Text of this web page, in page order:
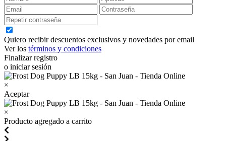
Quiero recibir descuentos exclusivos y novedades por email
Ver los términos y condiciones
Finalizar registro
o iniciar sesión
×
Aceptar
×
Producto agregado a carrito